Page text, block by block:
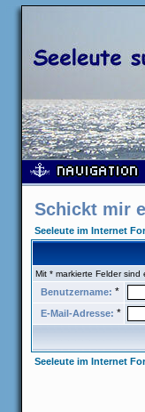
Schickt mir
Seeleute im Internet
Mit * markierte Felder sind
Benutzername: *
E-Mail-Adresse: *
Seeleute im Internet